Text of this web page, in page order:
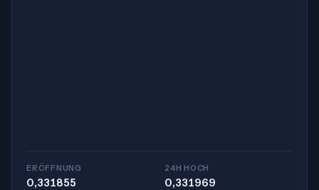
ERÖFFNUNG
0,331855
24H HOCH
0,331969